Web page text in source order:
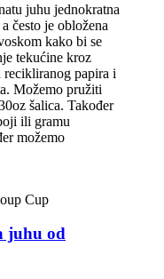
juhu jednokratna
često je obložena
kako bi se
tekućine kroz
papira i
Možemo pružiti
šalica. Također
ili gramu
možemo
juhu od